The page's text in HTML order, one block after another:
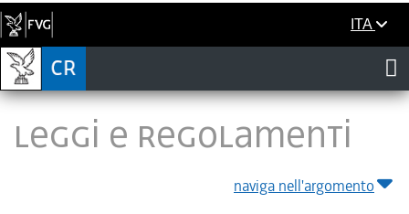
ITA
LEGGI E REGOLAMENTI
naviga nell'argomento